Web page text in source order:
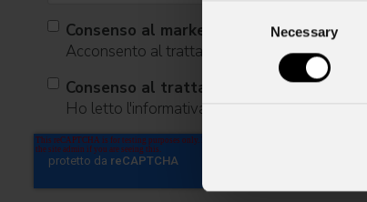
Selection
Necessary
Consenso al marketing
Acconsento al trattamento dei dati per
Consenso al trattamento dei dati
Ho letto l'informativa ai sensi dell'art. 13 del